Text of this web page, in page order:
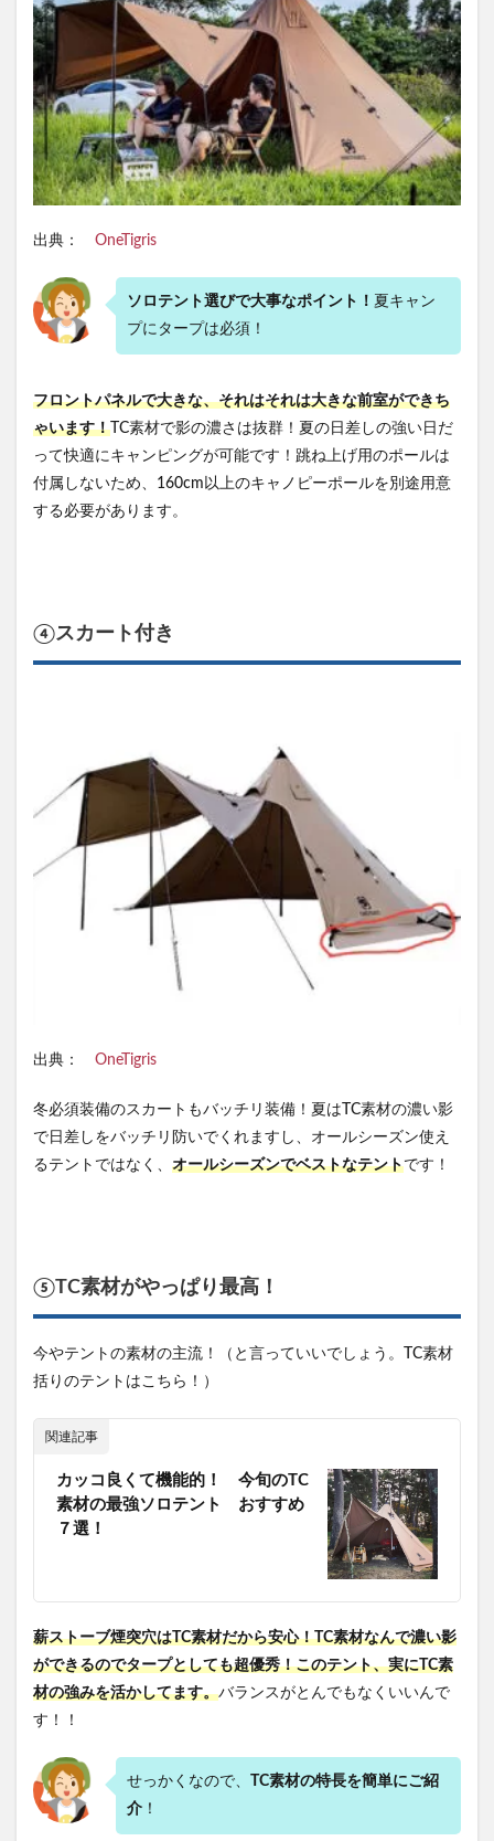
出典： OneTigris
ソロテント選びで大事なポイント！ 夏キャン
プにタープは必須！
フロントパネルで大きな、それはそれは大きな前室ができち
ゃいます！TC素材で影の濃さは抜群！夏の日差しの強い日だ
って快適にキャンピングが可能です！跳ね上げ用のポールは
付属しないため、160cm以上のキャノピーポールを別途用意
する必要があります。
④スカート付き
出典： OneTigris
冬必須装備のスカートもバッチリ装備！夏はTC素材の濃い影
で日差しをバッチリ防いでくれますし、オールシーズン使え
るテントではなく、 オールシーズンでベストなテントです！
⑤TC素材がやっぱり最高！
今やテントの素材の主流！（と言っていいでしょう。TC素材
括りのテントはこちら！）
関連記事
カッコ良くて機能的！ 今旬のTC
素材の最強ソロテント おすすめ
７選！
薪ストーブ煙突穴はTC素材だから安心！TC素材なんで濃い影
ができるのでタープとしても超優秀！このテント、実にTC素
材の強みを活かしてます。バランスがとんでもなくいいんで
す！！
せっかくなので、
TC素材の特長を簡単にご紹
介 ！